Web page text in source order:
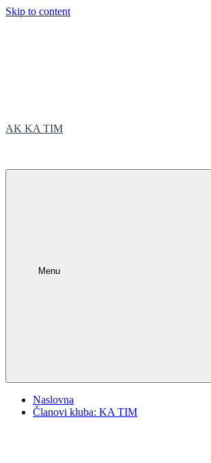
Skip to content
AK KA TIM
Menu
Naslovna
Članovi kluba: KA TIM